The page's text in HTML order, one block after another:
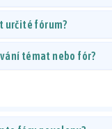
určité fórum?
témat nebo fór?